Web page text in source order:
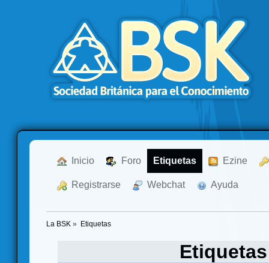
Inicio Foro Etiquetas Ezine
Registrarse Webchat Ayuda
La BSK » Etiquetas